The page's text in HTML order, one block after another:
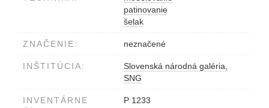
patinovanie
šelak
ZNAČENIE: neznačené
INŠTITÚCIA:
Slovenská národná galéria,
SNG
INVENTÁRNE
P 1233